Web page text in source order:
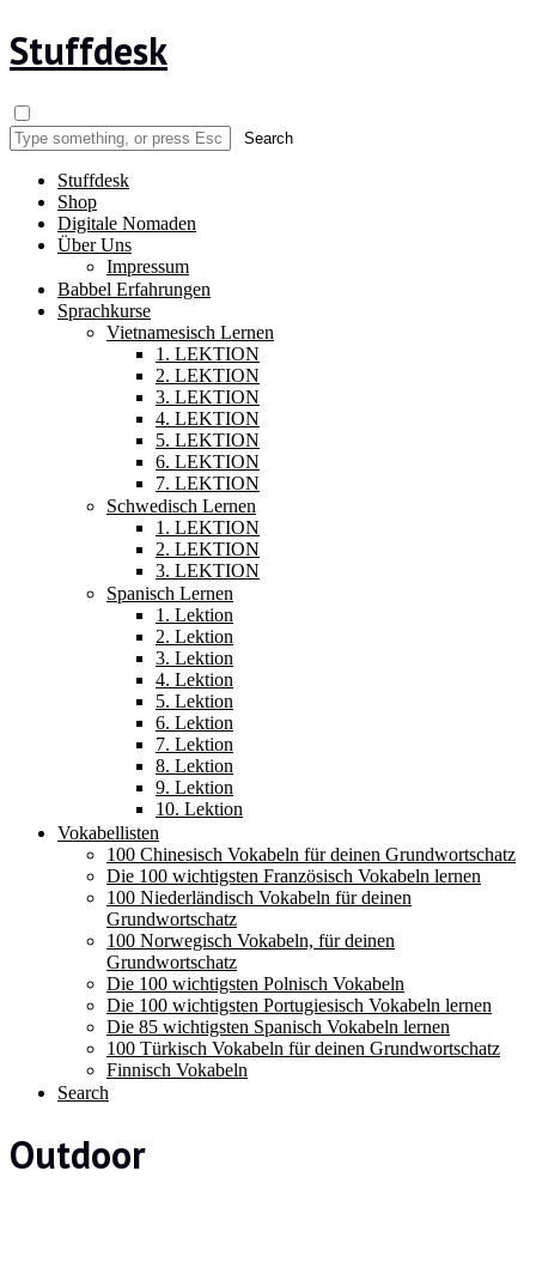
Stuffdesk
Stuffdesk
Shop
Digitale Nomaden
Über Uns
Impressum
Babbel Erfahrungen
Sprachkurse
Vietnamesisch Lernen
1. LEKTION
2. LEKTION
3. LEKTION
4. LEKTION
5. LEKTION
6. LEKTION
7. LEKTION
Schwedisch Lernen
1. LEKTION
2. LEKTION
3. LEKTION
Spanisch Lernen
1. Lektion
2. Lektion
3. Lektion
4. Lektion
5. Lektion
6. Lektion
7. Lektion
8. Lektion
9. Lektion
10. Lektion
Vokabellisten
100 Chinesisch Vokabeln für deinen Grundwortschatz
Die 100 wichtigsten Französisch Vokabeln lernen
100 Niederländisch Vokabeln für deinen
Grundwortschatz
100 Norwegisch Vokabeln, für deinen
Grundwortschatz
Die 100 wichtigsten Polnisch Vokabeln
Die 100 wichtigsten Portugiesisch Vokabeln lernen
Die 85 wichtigsten Spanisch Vokabeln lernen
100 Türkisch Vokabeln für deinen Grundwortschatz
Finnisch Vokabeln
Search
Outdoor